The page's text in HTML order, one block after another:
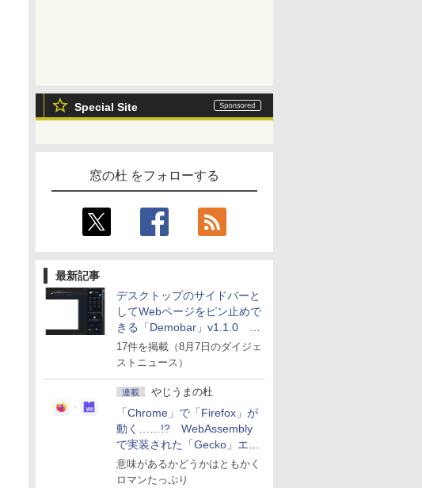
Special Site
窓の杜 をフォローする
最新記事
デスクトップのサイドバーと
してWebページをピン止めで
きる「Demobar」v1.1.0 ほ
か
17件を掲載（8月7日のダイジェ
ストニュース）
連載 やじうまの杜
「Chrome」で「Firefox」が
動く……!? WebAssembly
で実装された「Gecko」エン
ジン
意味があるかどうかはともかく
ロマンたっぷり